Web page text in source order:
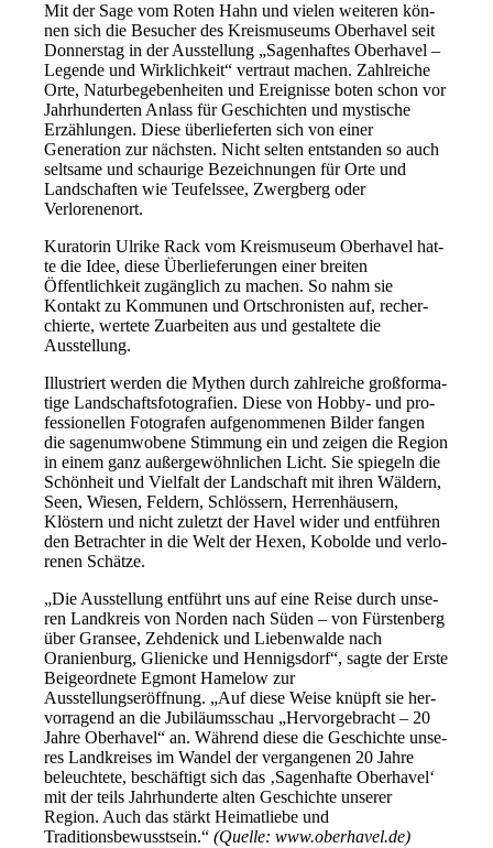
Mit der Sage vom Roten Hahn und vie­len wei­te­ren kön­
nen sich die Besucher des Kreismuseums Oberhavel seit
Donnerstag in der Ausstellung „Sagenhaftes Oberhavel –
Legende und Wirklichkeit“ ver­traut machen. Zahlreiche
Orte, Naturbegebenheiten und Ereignisse boten schon vor
Jahrhunderten Anlass für Geschichten und mys­ti­sche
Erzählungen. Diese über­lie­fer­ten sich von einer
Generation zur nächs­ten. Nicht sel­ten ent­stan­den so auch
selt­sa­me und schau­ri­ge Bezeichnungen für Orte und
Landschaften wie Teufelssee, Zwergberg oder
Verlorenenort.
Kuratorin Ulrike Rack vom Kreismuseum Oberhavel hat­
te die Idee, die­se Überlieferungen einer brei­ten
Öffentlichkeit zugäng­lich zu machen. So nahm sie
Kontakt zu Kommunen und Ortschronisten auf, recher­
chier­te, wer­te­te Zuarbeiten aus und gestal­te­te die
Ausstellung.
Illustriert wer­den die Mythen durch zahl­rei­che groß­for­ma­
ti­ge Landschaftsfotografien. Diese von Hobby- und pro­
fes­sio­nel­len Fotografen auf­ge­nom­me­nen Bilder fan­gen
die sagen­um­wo­be­ne Stimmung ein und zei­gen die Region
in einem ganz außer­ge­wöhn­li­chen Licht. Sie spie­geln die
Schönheit und Vielfalt der Landschaft mit ihren Wäldern,
Seen, Wiesen, Feldern, Schlössern, Herrenhäusern,
Klöstern und nicht zuletzt der Havel wider und ent­füh­ren
den Betrachter in die Welt der Hexen, Kobolde und ver­lo­
re­nen Schätze.
„Die Ausstellung ent­führt uns auf eine Reise durch unse­
ren Landkreis von Norden nach Süden – von Fürstenberg
über Gransee, Zehdenick und Liebenwalde nach
Oranienburg, Glienicke und Hennigsdorf“, sag­te der Erste
Beigeordnete Egmont Hamelow zur
Ausstellungseröffnung. „Auf die­se Weise knüpft sie her­
vor­ra­gend an die Jubiläumsschau „Hervorgebracht – 20
Jahre Oberhavel“ an. Während die­se die Geschichte unse­
res Landkreises im Wandel der ver­gan­ge­nen 20 Jahre
beleuch­te­te, beschäf­tigt sich das ‚Sagenhafte Oberhavel‘
mit der teils Jahrhunderte alten Geschichte unse­rer
Region. Auch das stärkt Heimatliebe und
Traditionsbewusstsein.“(Quelle: www​.ober​ha​vel​.de)